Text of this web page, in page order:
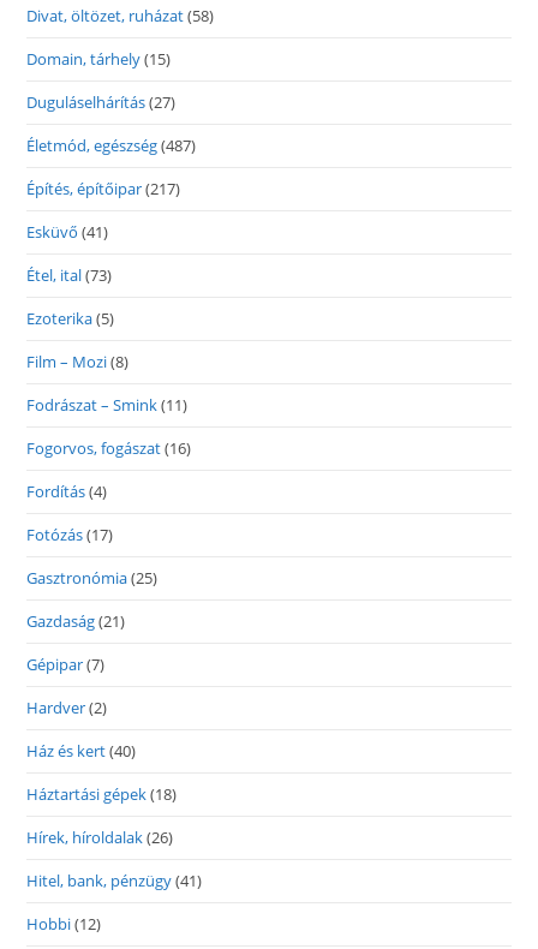
Divat, öltözet, ruházat(58)
Domain, tárhely(15)
Duguláselhárítás(27)
Életmód, egészség(487)
Építés, építőipar(217)
Esküvő (41)
Étel, ital(73)
Ezoterika(5)
Film – Mozi(8)
Fodrászat – Smink(11)
Fogorvos, fogászat(16)
Fordítás(4)
Fotózás(17)
Gasztronómia(25)
Gazdaság(21)
Gépipar(7)
Hardver(2)
Ház és kert(40)
Háztartási gépek(18)
Hírek, híroldalak(26)
Hitel, bank, pénzügy(41)
Hobbi(12)